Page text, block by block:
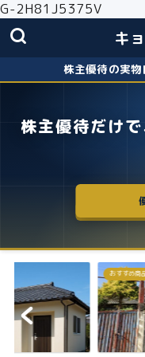
G-2H81J5375V
キ
株主優待の実
株主優待だけ
おすすめ商